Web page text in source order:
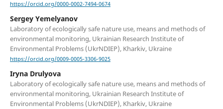
https://orcid.org/0000-0002-7494-0674
Sergey Yemelyanov
Laboratory of ecologically safe nature use, means and methods of
environmental monitoring, Ukrainian Research Institute of
Environmental Problems (UkrNDIEP), Kharkiv, Ukraine
https://orcid.org/0009-0005-3306-9025
Iryna Drulyova
Laboratory of ecologically safe nature use, means and methods of
environmental monitoring, Ukrainian Research Institute of
Environmental Problems (UkrNDIEP), Kharkiv, Ukraine